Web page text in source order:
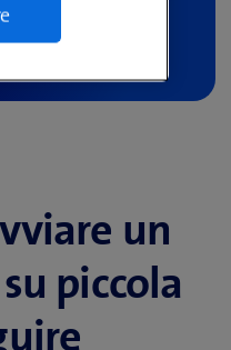
un
piccola